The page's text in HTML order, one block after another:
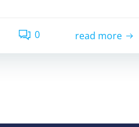
0 read more